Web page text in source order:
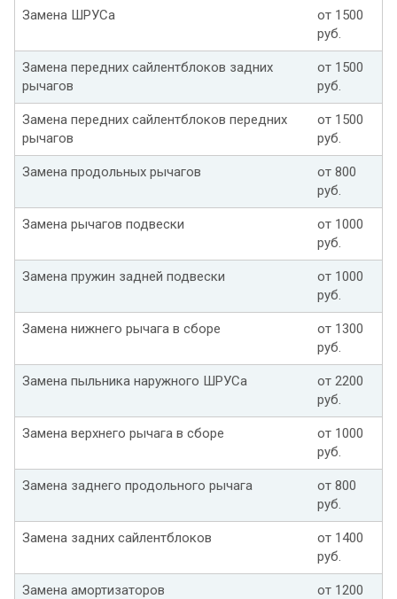
Замена ШРУСа
от 1500
руб.
Замена передних сайлентблоков задних
рычагов
от 1500
руб.
Замена передних сайлентблоков передних
рычагов
от 1500
руб.
Замена продольных рычагов
от 800
руб.
Замена рычагов подвески
от 1000
руб.
Замена пружин задней подвески
от 1000
руб.
Замена нижнего рычага в сборе
от 1300
руб.
Замена пыльника наружного ШРУСа
от 2200
руб.
Замена верхнего рычага в сборе
от 1000
руб.
Замена заднего продольного рычага
от 800
руб.
Замена задних сайлентблоков
от 1400
руб.
Замена амортизаторов
от 1200